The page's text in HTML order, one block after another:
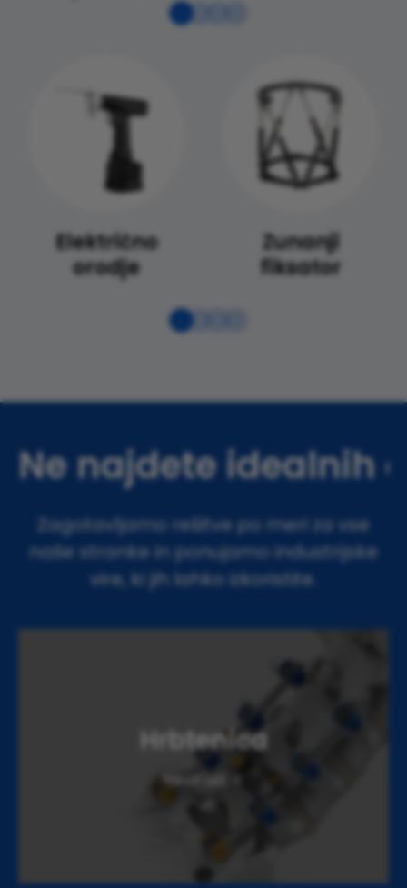
Električno
orodje
Zunanji
fiksator
Ne najdete idealnih
Zagotavljamo rešitve po meri za vse
naše stranke in ponujamo industrijske
vire, ki jih lahko izkoristite.
Hrbtenica
Prikaži več